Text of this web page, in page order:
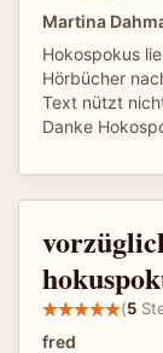
Martina
Hokospokus
Hörbücher
Text nützt
Danke
(5
fred